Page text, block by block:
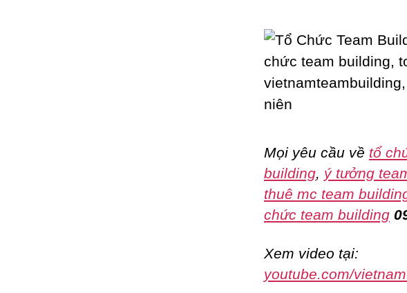
Mọi yêu cầu về tổ
building ý tưởng
thuê mc team
chức team building
Xem video tại:
youtube.com/